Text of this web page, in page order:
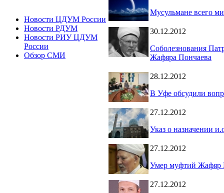
Новости ЦДУМ России
Новости РДУМ
Новости РИУ ЦДУМ
России
Обзор СМИ
Мусульмане всего
30.12.2012
Соболезнования
Жафяра Пончаева
28.12.2012
В Уфе обсудили
27.12.2012
Указ о назначении
27.12.2012
Умер муфтий Жафяр
27.12.2012